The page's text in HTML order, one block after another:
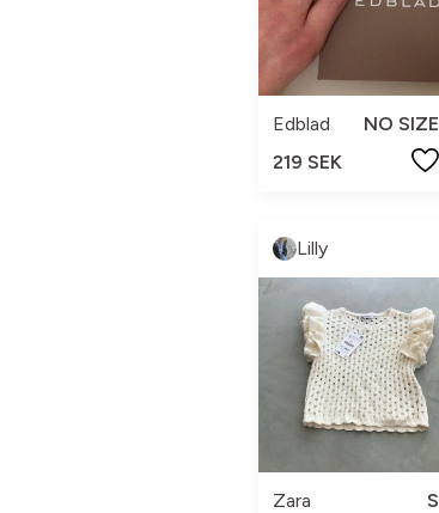
Edblad
NO SIZE
219 SEK
Lilly
Zara
S